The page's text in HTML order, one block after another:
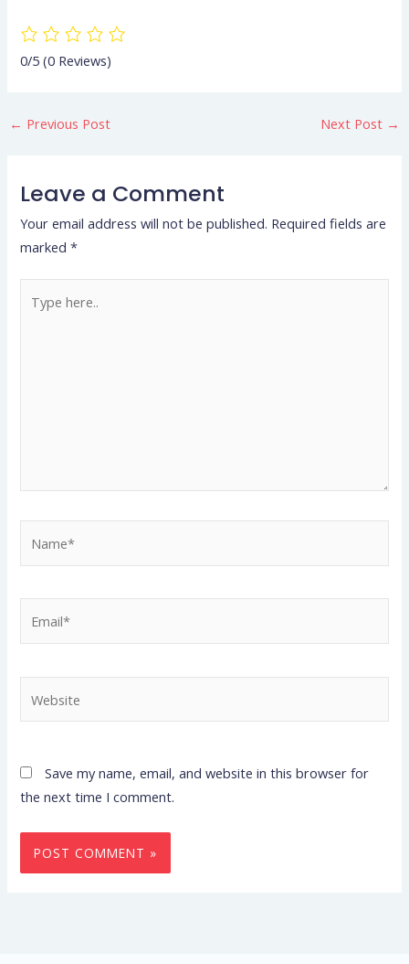
0/5(0 Reviews)
← Previous Post Next Post →
Leave a Comment
Your email address will not be published. Required fields are
marked*
here..
Save my name, email, and website in this browser for
the next time I comment.